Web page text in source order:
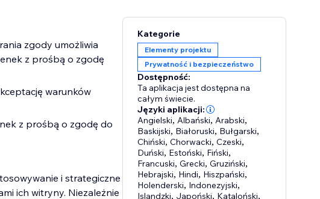
zgody umożliwia
z prośbą o zgodę
warunków
z prośbą o zgodę do
i strategiczne
ich witryny. Niezależnie
Kategorie
Elementy projektu
Prywatność i bezpieczeństwo
Dostępność:
Ta aplikacja jest dostępna na
całym świecie.
Języki aplikacji:
Angielski, Albański, Arabski,
Baskijski, Białoruski, Bułgarski,
Chiński,Chorwacki,Czeski,
Duński, Estoński, Fiński,
Francuski,Grecki,Gruziński,
Hebrajski, Hindi, Hiszpański,
Holenderski, Indonezyjski,
Islandzki, Japoński, Kataloński,